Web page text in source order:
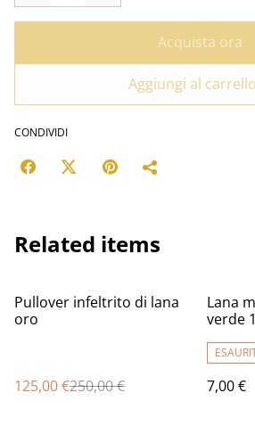
Acquista ora
Aggiungi al carrello
CONDIVIDI
Related items
%
Pullover infeltrito di lana
oro
125,00 €250,00 €
Lana
verde
7,00 €